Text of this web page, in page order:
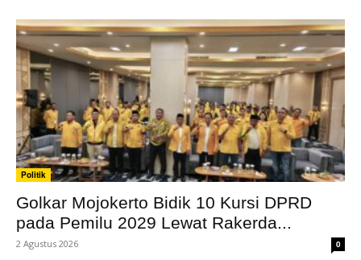
Politik
Golkar Mojokerto Bidik 10 Kursi DPRD
pada Pemilu 2029 Lewat Rakerda...
2 Agustus 2026 0